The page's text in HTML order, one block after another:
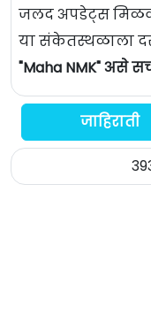
जलद अपडेट्स
या संकेतस्थळाला
"Maha NMK" असे
जाहिराती